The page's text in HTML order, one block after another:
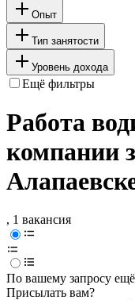
Опыт
Тип занятости
Уровень дохода
Ещё фильтры
Работа
компании
, 1 вакансия
По вашему запросу ещё
Присылать вам?